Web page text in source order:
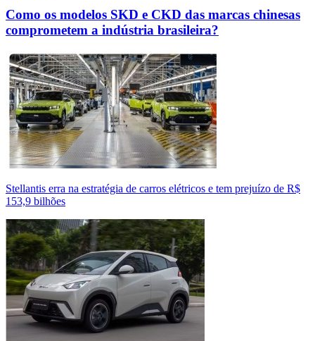
Como os modelos SKD e CKD das marcas chinesas
comprometem a indústria brasileira?
Stellantis erra na estratégia de carros elétricos e tem prejuízo de R$
153,9 bilhões